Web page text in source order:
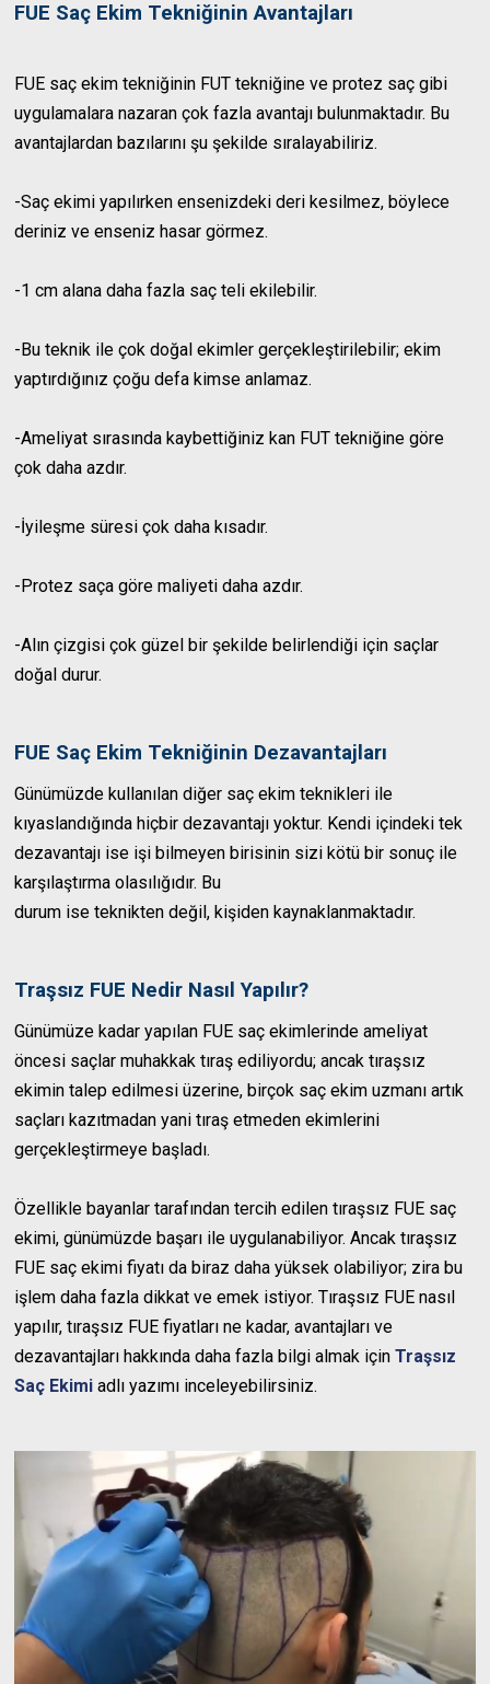
FUE Saç Ekim Tekniğinin Avantajları
FUE saç ekim tekniğinin FUT tekniğine ve protez saç gibi
uygulamalara nazaran çok fazla avantajı bulunmaktadır. Bu
avantajlardan bazılarını şu şekilde sıralayabiliriz.
-Saç ekimi yapılırken ensenizdeki deri kesilmez, böylece
deriniz ve enseniz hasar görmez.
-1 cm alana daha fazla saç teli ekilebilir.
-Bu teknik ile çok doğal ekimler gerçekleştirilebilir; ekim
yaptırdığınız çoğu defa kimse anlamaz.
-Ameliyat sırasında kaybettiğiniz kan FUT tekniğine göre
çok daha azdır.
-İyileşme süresi çok daha kısadır.
-Protez saça göre maliyeti daha azdır.
-Alın çizgisi çok güzel bir şekilde belirlendiği için saçlar
doğal durur.
FUE Saç Ekim Tekniğinin Dezavantajları
Günümüzde kullanılan diğer saç ekim teknikleri ile
kıyaslandığında hiçbir dezavantajı yoktur. Kendi içindeki tek
dezavantajı ise işi bilmeyen birisinin sizi kötü bir sonuç ile
karşılaştırma olasılığıdır. Bu
durum ise teknikten değil, kişiden kaynaklanmaktadır.
Traşsız FUE Nedir Nasıl Yapılır?
Günümüze kadar yapılan FUE saç ekimlerinde ameliyat
öncesi saçlar muhakkak tıraş ediliyordu; ancak tıraşsız
ekimin talep edilmesi üzerine, birçok saç ekim uzmanı artık
saçları kazıtmadan yani tıraş etmeden ekimlerini
gerçekleştirmeye başladı.
Özellikle bayanlar tarafından tercih edilen tıraşsız FUE saç
ekimi, günümüzde başarı ile uygulanabiliyor. Ancak tıraşsız
FUE saç ekimi fiyatı da biraz daha yüksek olabiliyor; zira bu
işlem daha fazla dikkat ve emek istiyor. Tıraşsız FUE nasıl
yapılır, tıraşsız FUE fiyatları ne kadar, avantajları ve
dezavantajları hakkında daha fazla bilgi almak içinTraşsız
Saç Ekimi adlı yazımı inceleyebilirsiniz.